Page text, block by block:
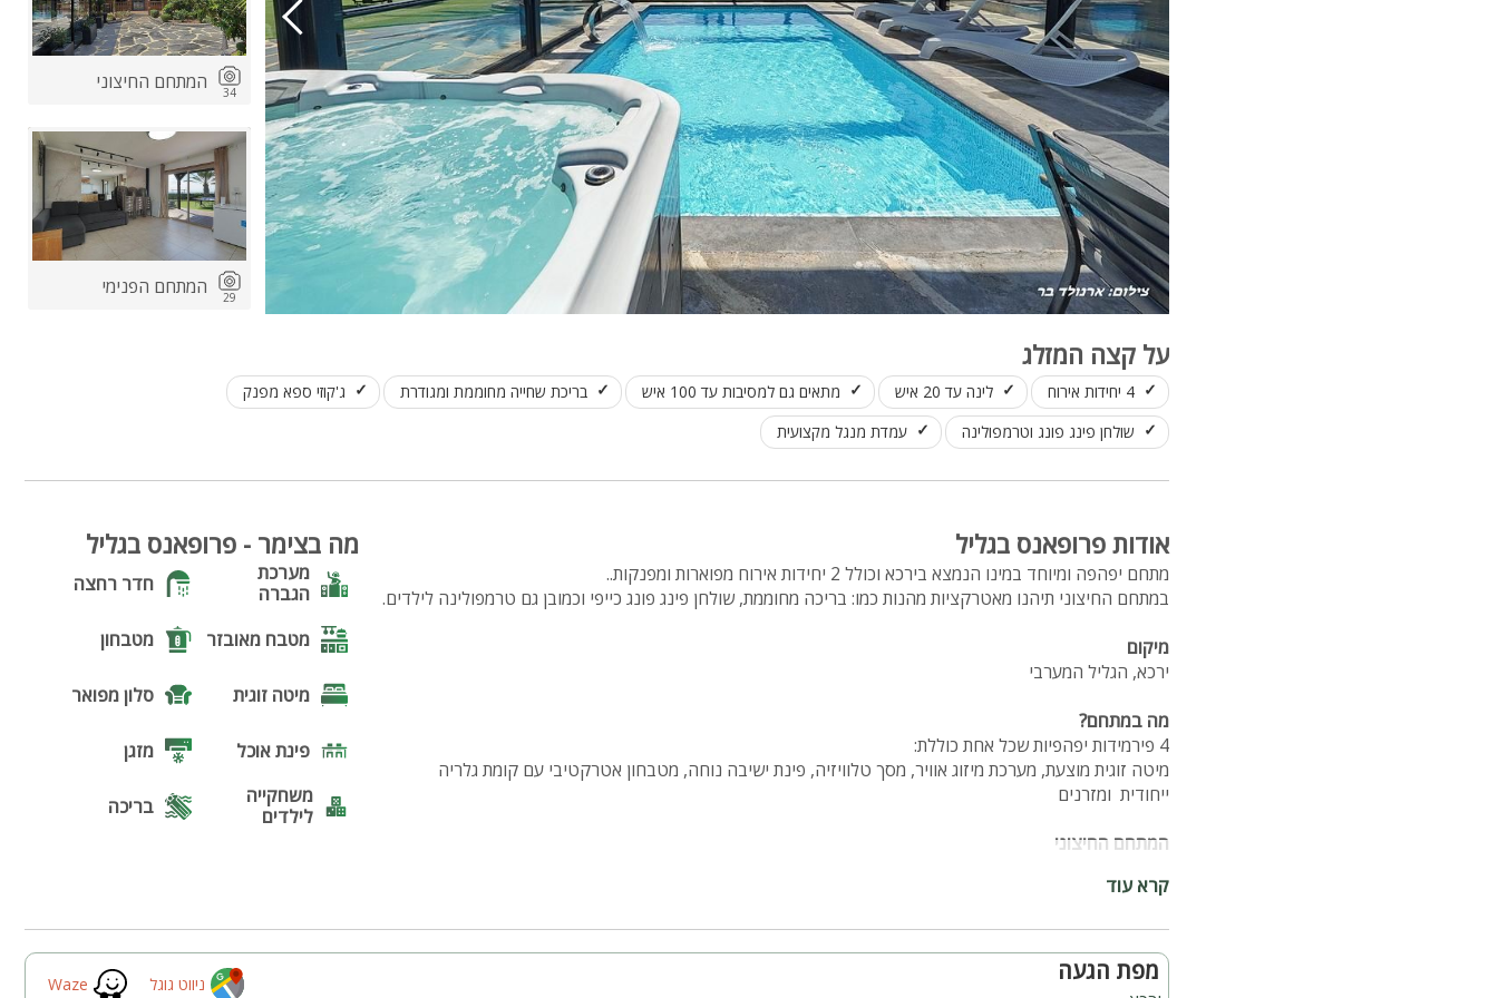
34 המתחם החיצוני
29 המתחם הפנימי
על קצה המזלג
4 יחידות אירוח לינה עד 20 איש מתאים גם למסיבות עד 100 איש בריכת שחייה מחוממת ומגודרת
ג'קוזי ספא מפנק
שולחן פינג פונג וטרמפולינה
עמדת מנגל מקצועית
אודות פרופאנס בגליל
מתחם יפהפה ומיוחד במינו הנמצא בירכא וכולל 2 יחידות אירוח מפוארות ומפנקות..
במתחם החיצוני תיהנו מאטרקציות מהנות כמו: בריכה מחוממת, שולחן פינג פונג כייפי וכמובן גם טרמפולינה לילדים.
מיקום
ירכא, הגליל המערבי
מה במתחם?
4 פירמידות יפהפיות שכל אחת כוללת:
מיטה זוגית מוצעת, מערכת מיזוג אוויר, מסך טלוויזיה, פינת ישיבה נוחה, מטבחון אטרקטיבי עם קומת גלריה
ייחודית ומזרנים
המתחם החיצוני
ג'קוזי ספא עם זרמים
מערכת הגברה מקצועית למסיבות
טרמפולינה לילדים בכל מיני גילאים
קרא עוד
מה בצימר - פרופאנס בגליל
מערכת
הגברה
חדר רחצה
מטבח מאובזר מטבחון
מיטה זוגית סלון מפואר
פינת אוכל
מזגן
משחקייה
לילדים
בריכה
פינות ישיבה תאורת גן Waze ניווט גוגל מפת הגעה